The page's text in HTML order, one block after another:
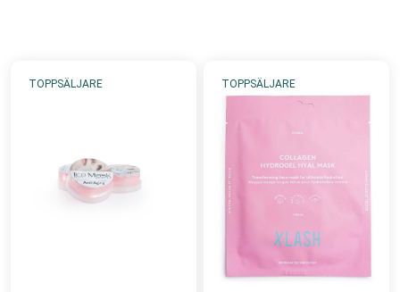
näring och revitaliserar över natten samt de mer
klassiska maskerna som anpassas efter hudtyp,
hudkvalitet och indikation. Dessa sköljs vanligtvis av
efter full verkningstid,15-30 minuter.
Rätt strategi är att förstärka den dagliga
hudvårdsrutinen med Mask som mer aktiv
hemvårdsbehandling om ditt mål är att ge maximal
TOPPSÄLJARE TOPPSÄLJARE